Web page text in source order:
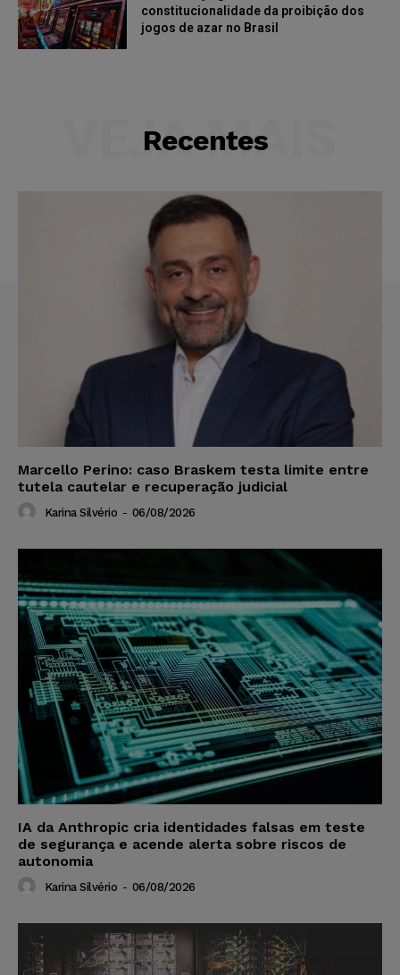
constitucionalidade da proibição dos
jogos de azar no Brasil
Recentes
VEJA MAIS
Marcello Perino: caso Braskem testa limite entre
tutela cautelar e recuperação judicial
Karina Silvério - 06/08/2026
IA da Anthropic cria identidades falsas em teste
de segurança e acende alerta sobre riscos de
autonomia
Karina Silvério - 06/08/2026